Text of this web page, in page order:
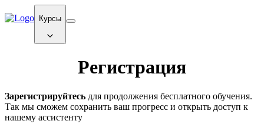
Курсы
Регистрация
Зарегистрируйтесь для продолжения бесплатного обучения.
Так мы сможем сохранить ваш прогресс и открыть доступ к
нашему ассистенту